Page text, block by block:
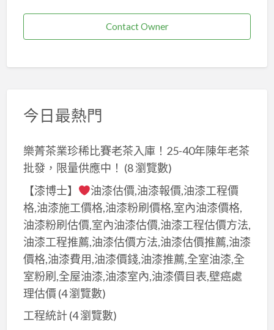
Contact Owner
今日最熱門
樂菁茶業珍稀比賽老茶入庫！25-40年陳年老茶
批發，限量供應中！ (8 瀏覽數)
【漆博士】
油漆估價,油漆報價,油漆工程價
格,油漆施工價格,油漆粉刷價格,室內油漆價格,
油漆粉刷估價,室內油漆估價,油漆工程估價方法,
油漆工程推薦,油漆估價方法,油漆估價推薦,油漆
價格,油漆費用,油漆價錢,油漆推薦,全室油漆,全
室粉刷,全屋油漆,油漆室內,油漆價目表,壁癌處
理估價(4 瀏覽數)
工程統計(4 瀏覽數)